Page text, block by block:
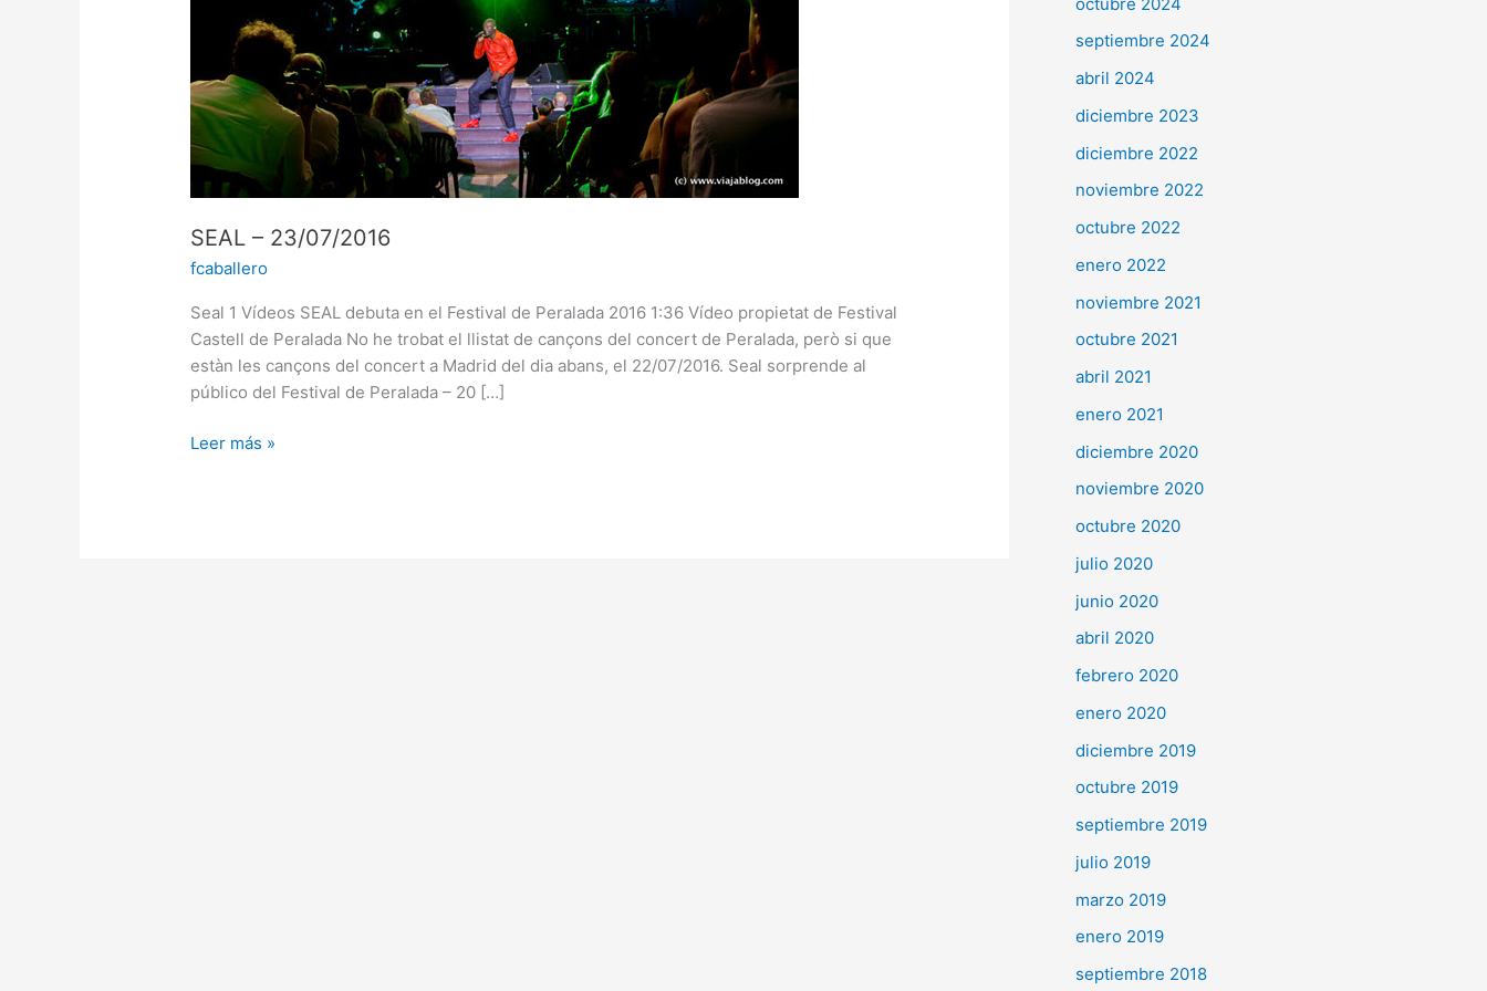
SEAL – 23/07/2016
fcaballero
Seal 1 Vídeos SEAL debuta en el Festival de Peralada 2016 1:36 Vídeo propietat de Festival
Castell de Peralada No he trobat el llistat de cançons del concert de Peralada, però si que
estàn les cançons del concert a Madrid del dia abans, el 22/07/2016. Seal sorprende al
público del Festival de Peralada – 20 […]
Leer más »
septiembre 2024
abril 2024
diciembre 2023
diciembre 2022
noviembre 2022
octubre 2022
enero 2022
noviembre 2021
octubre 2021
abril 2021
enero 2021
diciembre 2020
noviembre 2020
octubre 2020
julio 2020
junio 2020
abril 2020
febrero 2020
enero 2020
diciembre 2019
octubre 2019
septiembre 2019
julio 2019
marzo 2019
enero 2019
septiembre 2018